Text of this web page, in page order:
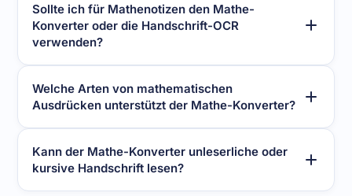
Sollte ich für Mathenotizen den Mathe-
Konverter oder die Handschrift-OCR
verwenden?
Welche Arten von mathematischen
Ausdrücken unterstützt der Mathe-Konverter?
Kann der Mathe-Konverter unleserliche oder
kursive Handschrift lesen?